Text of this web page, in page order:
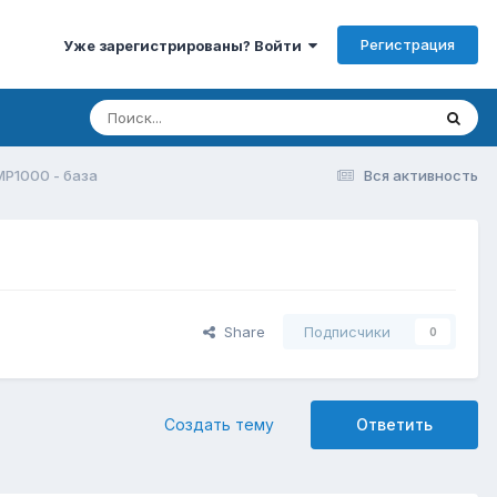
Уже зарегистрированы? Войти Регистрация
Вся активность
- база
Share Подписчики 0
Ответить
Создать тему